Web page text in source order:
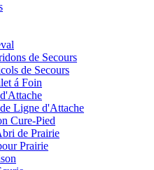
de Secours
de Secours
á Foin
Ligne d'Attache
Cure-Pied
de Prairie
Prairie